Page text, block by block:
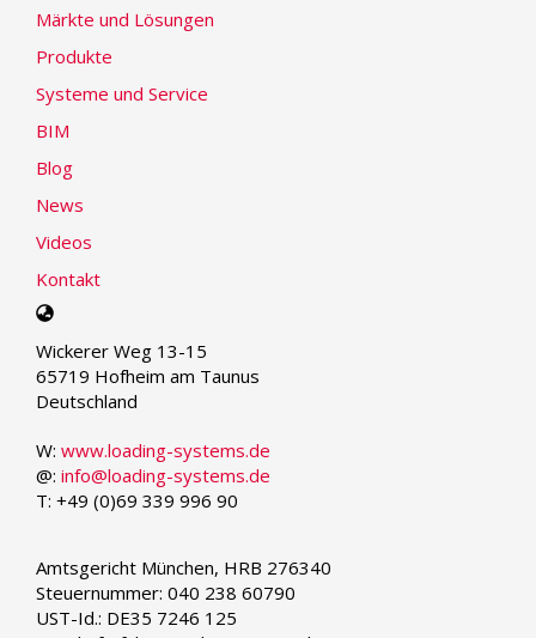
Märkte und Lösungen
Produkte
Systeme und Service
BIM
Blog
News
Videos
Kontakt
Select
language
Wickerer Weg 13-15
65719 Hofheim am Taunus
Deutschland
W: www.loading-systems.de
@: info@loading-systems.de
T: +49 (0)69 339 996 90
Amtsgericht München, HRB 276340
Steuernummer: 040 238 60790
UST-Id.: DE35 7246 125